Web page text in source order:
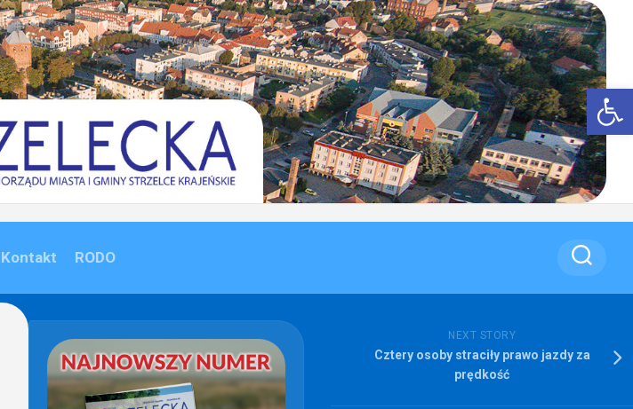
Kontakt RODO
NEXT STORY
Cztery osoby straciły prawo jazdy za
prędkość